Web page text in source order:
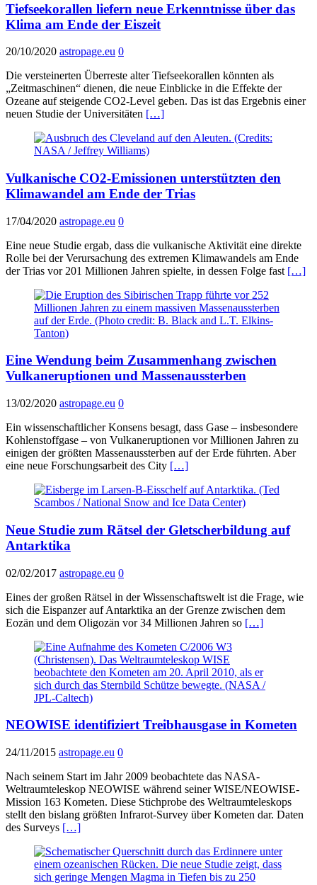
Tiefseekorallen liefern neue Erkenntnisse über das
Klima am Ende der Eiszeit
20/10/2020 astropage.eu 0
Die versteinerten Überreste alter Tiefseekorallen könnten als
„Zeitmaschinen“ dienen, die neue Einblicke in die Effekte der
Ozeane auf steigende CO2-Level geben. Das ist das Ergebnis einer
neuen Studie der Universitäten […]
Vulkanische CO2-Emissionen unterstützten den
Klimawandel am Ende der Trias
17/04/2020 astropage.eu 0
Eine neue Studie ergab, dass die vulkanische Aktivität eine direkte
Rolle bei der Verursachung des extremen Klimawandels am Ende
der Trias vor 201 Millionen Jahren spielte, in dessen Folge fast […]
Eine Wendung beim Zusammenhang zwischen
Vulkaneruptionen und Massenaussterben
13/02/2020 astropage.eu 0
Ein wissenschaftlicher Konsens besagt, dass Gase – insbesondere
Kohlenstoffgase – von Vulkaneruptionen vor Millionen Jahren zu
einigen der größten Massenaussterben auf der Erde führten. Aber
eine neue Forschungsarbeit des City […]
Neue Studie zum Rätsel der Gletscherbildung auf
Antarktika
02/02/2017 astropage.eu 0
Eines der großen Rätsel in der Wissenschaftswelt ist die Frage, wie
sich die Eispanzer auf Antarktika an der Grenze zwischen dem
Eozän und dem Oligozän vor 34 Millionen Jahren so […]
NEOWISE identifiziert Treibhausgase in Kometen
24/11/2015 astropage.eu 0
Nach seinem Start im Jahr 2009 beobachtete das NASA-
Weltraumteleskop NEOWISE während seiner WISE/NEOWISE-
Mission 163 Kometen. Diese Stichprobe des Weltraumteleskops
stellt den bislang größten Infrarot-Survey über Kometen dar. Daten
des Surveys […]